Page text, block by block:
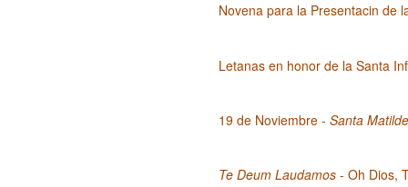
Novena para la Presentacin de
Letanas en honor de la Santa
19 de Noviembre - Santa
Te Deum Laudamos - Oh Dios,